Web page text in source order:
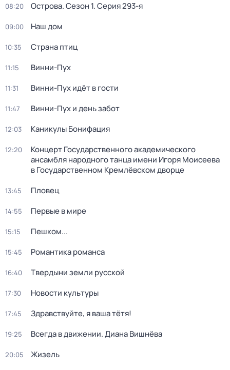
08:20 Острова. Сезон 1. Серия 293-я
09:00 Наш дом
10:35 Страна птиц
11:15 Винни-Пух
11:31 Винни-Пух идёт в гости
11:47 Винни-Пух и день забот
12:03 Каникулы Бонифация
12:20
Концерт Государственного академического
ансамбля народного танца имени Игоря Моисеева
в Государственном Кремлёвском дворце
13:45 Пловец
14:55 Первые в мире
15:15 Пешком...
15:45 Романтика романса
16:40 Твердыни земли русской
17:30 Новости культуры
17:45 Здравствуйте, я ваша тётя!
19:25 Всегда в движении. Диана Вишнёва
20:05 Жизель